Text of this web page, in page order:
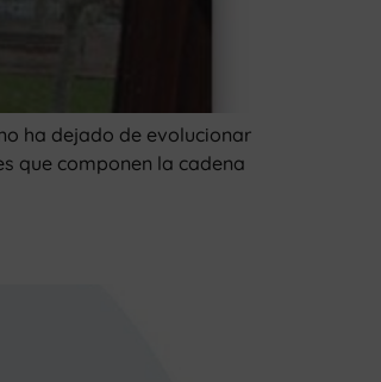
ha dejado de evolucionar
que componen la cadena